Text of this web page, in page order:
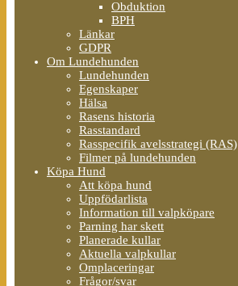
Obduktion
BPH
Länkar
GDPR
Om Lundehunden
Lundehunden
Egenskaper
Hälsa
Rasens historia
Rasstandard
Rasspecifik avelsstrategi (RAS)
Filmer på lundehunden
Köpa Hund
Att köpa hund
Uppfödarlista
Information till valpköpare
Parning har skett
Planerade kullar
Aktuella valpkullar
Omplaceringar
Frågor/svar